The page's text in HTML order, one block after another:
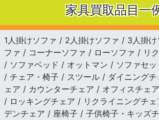
家具買取品目一
1人掛けソファ / 2人掛けソファ / 3人掛
ファ / コーナーソファ / ローソファ / リ
/ ソファベッド / オットマン / ソファセ
/ チェア・椅子 / スツール / ダイニング
ェア / カウンターチェア / オフィスチェ
/ ロッキングチェア / リクライニングチ
デンチェア / 座椅子 / 子供椅子・キッズ